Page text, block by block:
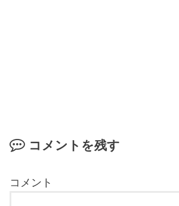
コメントを残す